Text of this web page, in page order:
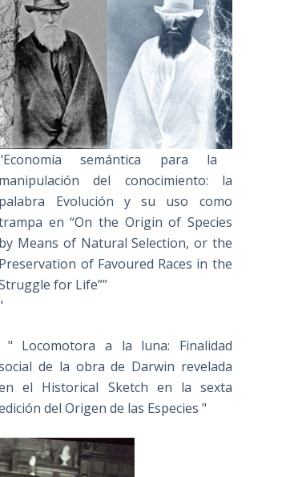
semántica para la
manipulación del conocimiento: la
palabra Evolución y su uso como
en “On the Origin of Species
by Means of Natural Selection, or the
Preservation of Favoured Races in the
for Life””
" Locomotora a la luna: Finalidad
de la obra de Darwin revelada
el Historical Sketch en la sexta
del Origen de las Especies "